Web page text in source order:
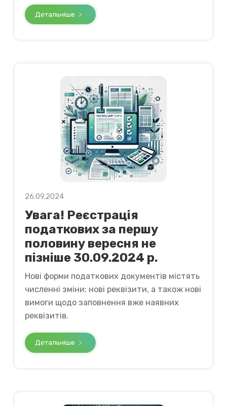
Детальніше
Увага! Реєстрація
податкових за першу
половину вересня не
пізніше 30.09.2024 р.
26.09.2024
Нові форми податкових документів містять
численні зміни: нові реквізити, а також нові
вимоги щодо заповнення вже наявних
реквізитів.
Детальніше